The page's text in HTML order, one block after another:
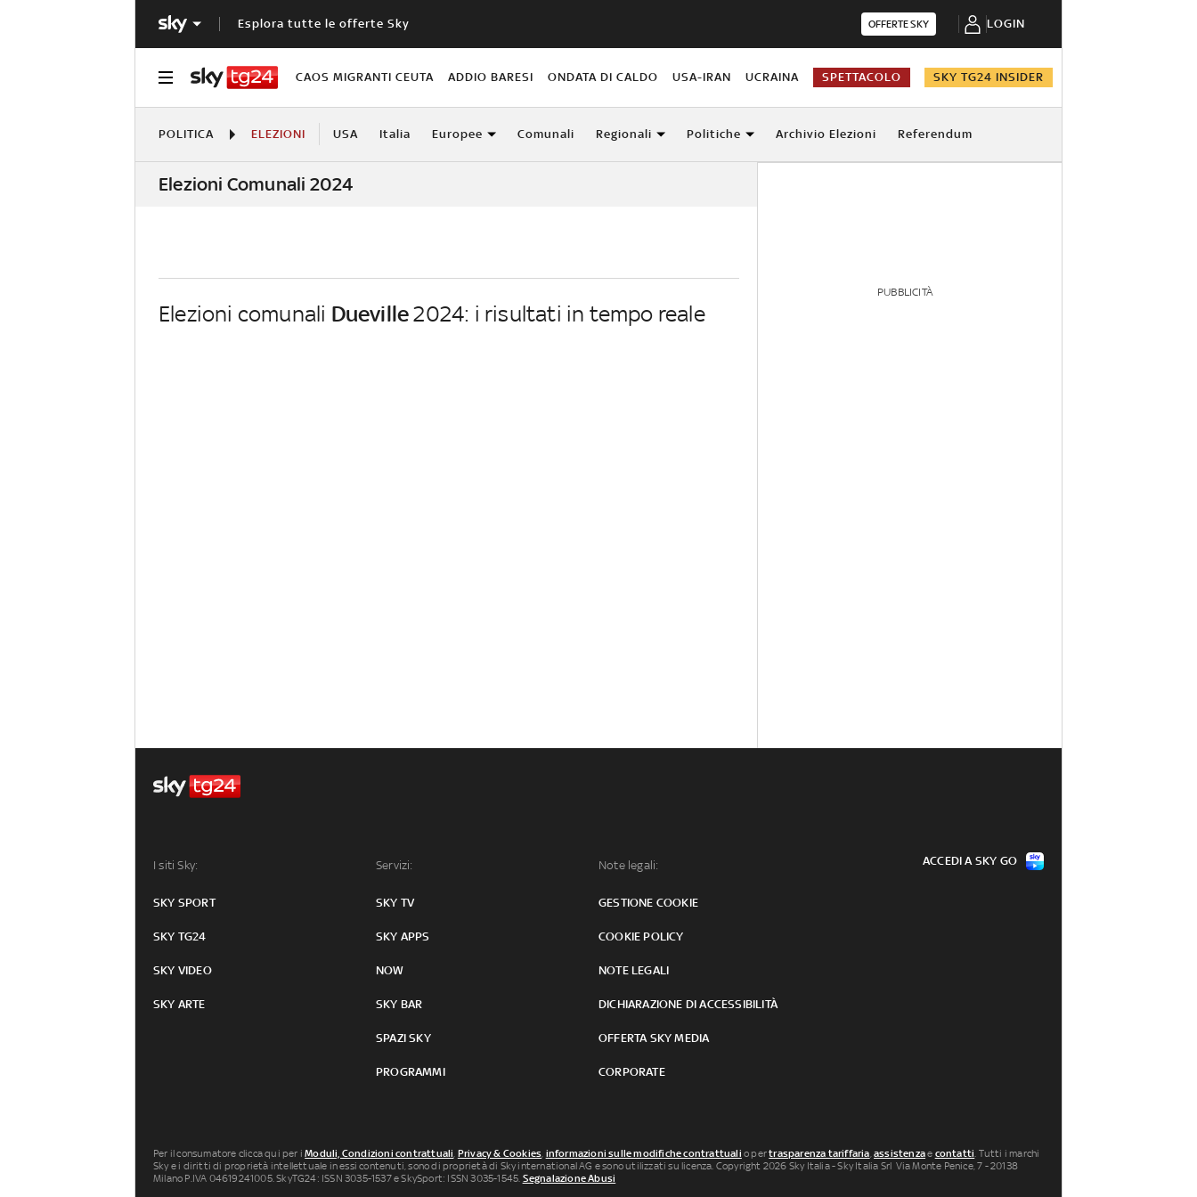
Esplora tutte le offerte Sky OFFERTE SKY LOGIN
CAOS MIGRANTI CEUTA ADDIO BARESI ONDATA DI CALDO USA-IRAN UCRAINA SPETTACOLO SKY TG24 INSIDER
POLITICA ELEZIONI USA Italia Europee Comunali Regionali Politiche Archivio Elezioni Referendum
Elezioni Comunali 2024
Elezioni comunali Dueville2024: i risultati in tempo reale
PUBBLICITÀ
I siti Sky:
SKY SPORT
SKY TG24
SKY VIDEO
SKY ARTE
Servizi:
SKY TV
SKY APPS
NOW
SKY BAR
SPAZI SKY
PROGRAMMI
Note legali:
GESTIONE COOKIE
COOKIE POLICY
NOTE LEGALI
DICHIARAZIONE DI ACCESSIBILITÀ
OFFERTA SKY MEDIA
CORPORATE
ACCEDI A SKY GO
Per il consumatore clicca qui per iModuli, Condizioni contrattuali, Privacy & Cookies, informazioni sulle modifiche contrattuali o pertrasparenza tariffaria,assistenzae contatti. Tutti i marchi
Sky e i diritti di proprietà intellettuale in essi contenuti, sono di proprietà di Sky international AG e sono utilizzati su licenza. Copyright 2026 Sky Italia - Sky Italia Srl Via Monte Penice, 7 - 20138
Milano P.IVA 04619241005. SkyTG24: ISSN 3035-1537 e SkySport: ISSN 3035-1545. Segnalazione Abusi